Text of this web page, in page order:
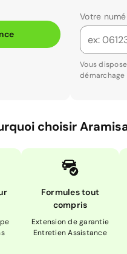
Votre
Vous
démarchage
choisir
Formules tout
compris
Extension de garantie
Entretien Assistance